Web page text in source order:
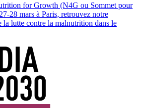
for Growth (N4G ou Sommet pour
28 mars à Paris, retrouvez notre
la lutte contre la malnutrition dans le